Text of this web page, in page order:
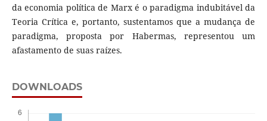
da economia política de Marx é o paradigma indubitável da
Teoria Crítica e, portanto, sustentamos que a mudança de
paradigma, proposta por Habermas, representou um
afastamento de suas raízes.
DOWNLOADS